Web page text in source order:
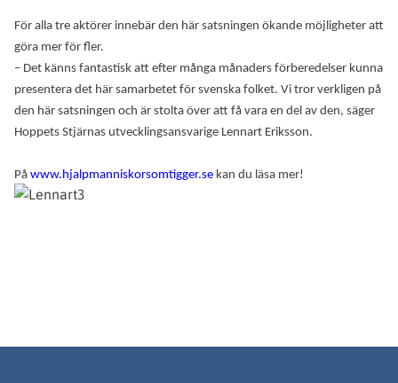
För alla tre aktörer innebär den här satsningen ökande möjligheter att
göra mer för fler.
– Det känns fantastisk att efter många månaders förberedelser kunna
presentera det här samarbetet för svenska folket. Vi tror verkligen på
den här satsningen och är stolta över att få vara en del av den, säger
Hoppets Stjärnas utvecklingsansvarige Lennart Eriksson.
På www.hjalpmanniskorsomtigger.se kan du läsa mer!